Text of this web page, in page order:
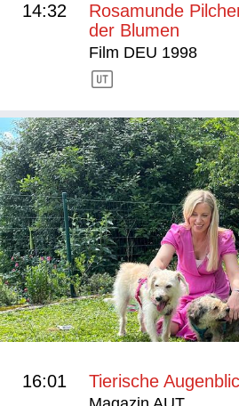
14:32
Rosamunde
der Blumen
Film DEU 1998
16:01 Tierische